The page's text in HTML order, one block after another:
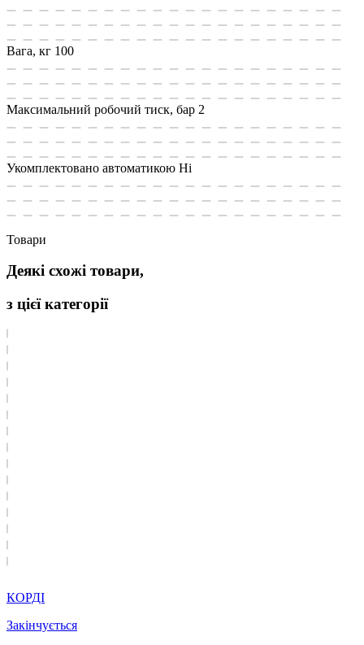
Вага, кг 100
Максимальний робочий тиск, бар 2
Укомплектовано автоматикою Ні
Товари
Деякі схожі товари,
з цієї категорії
КОРДІ
Закінчується